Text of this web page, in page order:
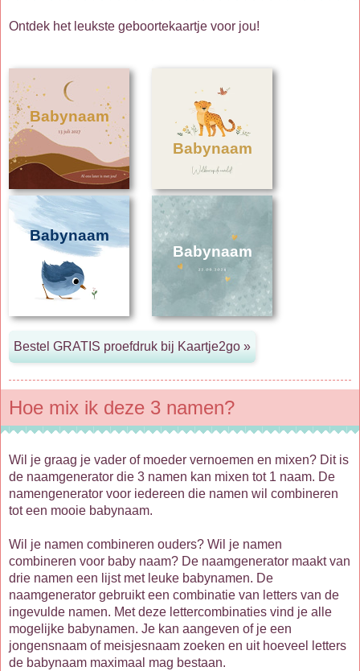
Ontdek het leukste geboortekaartje voor jou!
Babynaam
Babynaam
Babynaam
Babynaam
Hoe mix ik deze 3 namen?
Wil je graag je vader of moeder vernoemen en mixen? Dit is
de naamgenerator die 3 namen kan mixen tot 1 naam. De
namengenerator voor iedereen die namen wil combineren
tot een mooie babynaam.
Wil je namen combineren ouders? Wil je namen
combineren voor baby naam? De naamgenerator maakt van
drie namen een lijst met leuke babynamen. De
naamgenerator gebruikt een combinatie van letters van de
ingevulde namen. Met deze lettercombinaties vind je alle
mogelijke babynamen. Je kan aangeven of je een
jongensnaam of meisjesnaam zoeken en uit hoeveel letters
de babynaam maximaal mag bestaan.